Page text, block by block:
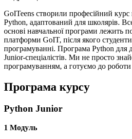
GoITeens створили професійний
Python, адаптований для школярів.
основі навчальної програми лежить
платформи GoIT, після якого
програмуванні. Програма Python для
Junior-спеціалістів. Ми не просто
програмуванням, а готуємо до
Програма курсу
Python Junior
1 Модуль